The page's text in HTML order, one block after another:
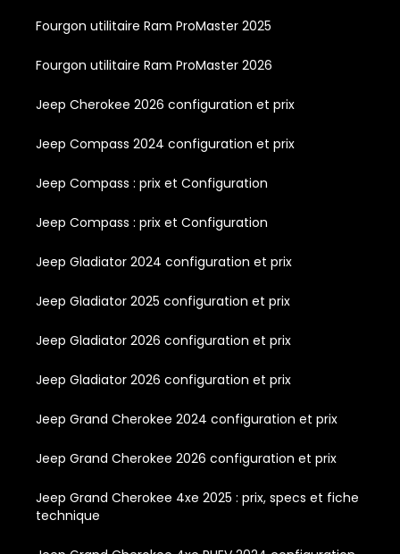
Fourgon utilitaire Ram ProMaster 2025
Fourgon utilitaire Ram ProMaster 2026
Jeep Cherokee 2026 configuration et prix
Jeep Compass 2024 configuration et prix
Jeep Compass : prix et Configuration
Jeep Compass : prix et Configuration
Jeep Gladiator 2024 configuration et prix
Jeep Gladiator 2025 configuration et prix
Jeep Gladiator 2026 configuration et prix
Jeep Gladiator 2026 configuration et prix
Jeep Grand Cherokee 2024 configuration et prix
Jeep Grand Cherokee 2026 configuration et prix
Jeep Grand Cherokee 4xe 2025 : prix, specs et fiche
technique